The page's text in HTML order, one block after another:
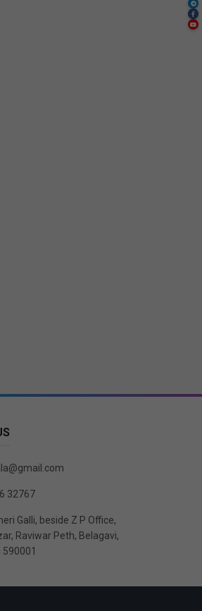
32767
Galli, beside Z P Office,
Raviwar Peth, Belagavi,